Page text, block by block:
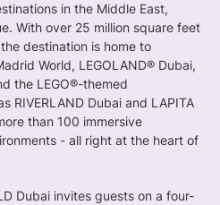
in the Middle East,
With over 25 million square feet
destination is home to
World, LEGOLAND® Dubai,
the LEGO®-themed
RIVERLAND Dubai and LAPITA
than 100 immersive
- all right at the heart of
Dubai invites guests on a four-